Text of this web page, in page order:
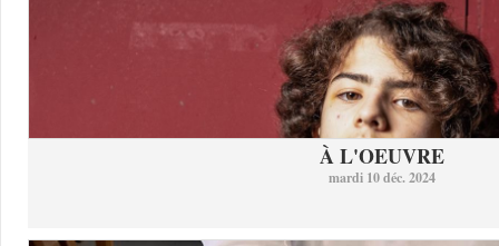
À L'OEUVRE
mardi 10 déc. 2024